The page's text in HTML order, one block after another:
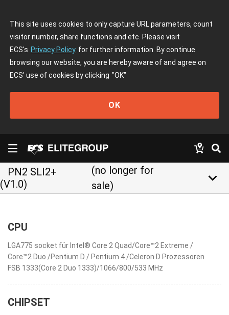
This site uses cookies to only capture URL parameters, count
visitor number, share functions and etc. Please visit
ECS's Privacy Policy for further information. By continue
browsing our website, you are hereby aware of and agree on
ECS' use of cookies by clicking "OK"
OK
PN2 SLI2+
(V1.0)
(no longer for
sale)
keyboard_arrow_down
CPU
LGA775 socket für Intel® Core 2 Quad/Core™2 Extreme /
Core™2 Duo /Pentium D / Pentium 4 /Celeron D Prozessoren
FSB 1333(Core 2 Duo 1333)/1066/800/533 MHz
CHIPSET